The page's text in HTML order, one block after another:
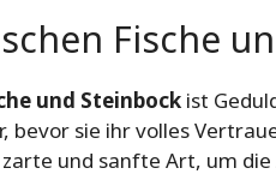
Fische
und Steinbock ist
bevor sie ihr volles
und sanfte Art, um